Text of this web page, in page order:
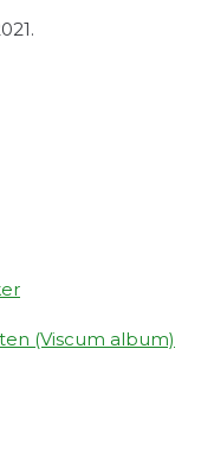
(Viscum album)​